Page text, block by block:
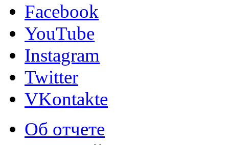
Facebook
YouTube
Instagram
Twitter
VKontakte
Об отчете